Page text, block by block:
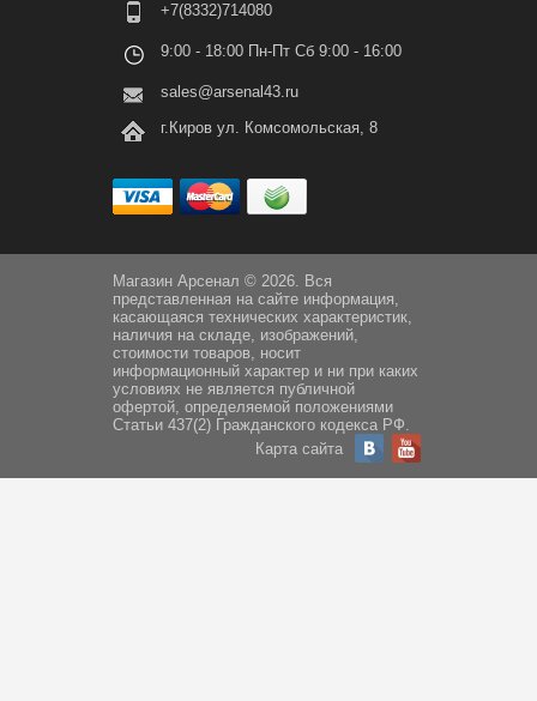
+7(8332)714080
9:00 - 18:00 Пн-Пт Сб 9:00 - 16:00
sales@arsenal43.ru
г.Киров ул. Комсомольская, 8
Магазин Арсенал © 2026. Вся
представленная на сайте информация,
касающаяся технических характеристик,
наличия на складе, изображений,
стоимости товаров, носит
информационный характер и ни при каких
условиях не является публичной
офертой, определяемой положениями
Статьи 437(2) Гражданского кодекса РФ.
Карта сайта